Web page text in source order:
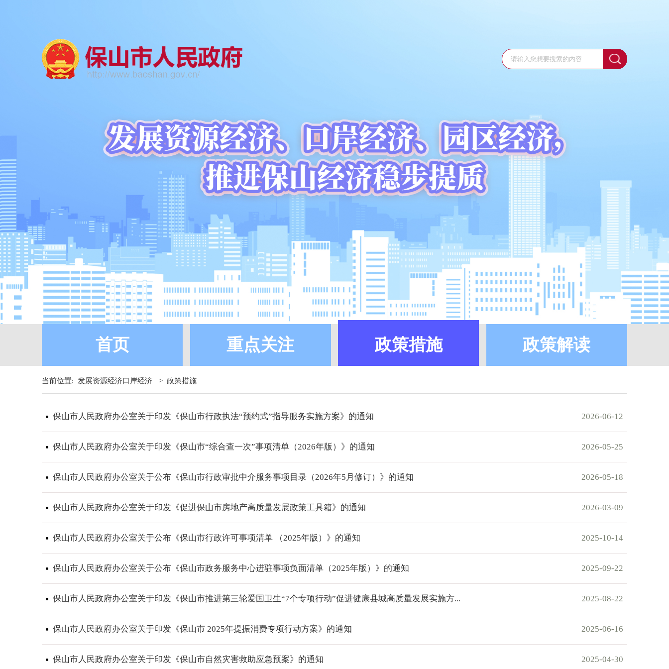
首页 重点关注 政策措施 政策解读
当前位置: 发展资源经济口岸经济 > 政策措施
保山市人民政府办公室关于印发《保山市行政执法“预约式”指导服务实施方案》的通知 2026-06-12
保山市人民政府办公室关于印发《保山市“综合查一次”事项清单（2026年版）》的通知 2026-05-25
保山市人民政府办公室关于公布《保山市行政审批中介服务事项目录（2026年5月修订）》的通知 2026-05-18
保山市人民政府办公室关于印发《促进保山市房地产高质量发展政策工具箱》的通知 2026-03-09
保山市人民政府办公室关于公布《保山市行政许可事项清单 （2025年版）》的通知 2025-10-14
保山市人民政府办公室关于公布《保山市政务服务中心进驻事项负面清单（2025年版）》的通知 2025-09-22
保山市人民政府办公室关于印发《保山市推进第三轮爱国卫生“7个专项行动”促进健康县城高质量发展实施方... 2025-08-22
保山市人民政府办公室关于印发《保山市 2025年提振消费专项行动方案》的通知 2025-06-16
保山市人民政府办公室关于印发《保山市自然灾害救助应急预案》的通知 2025-04-30